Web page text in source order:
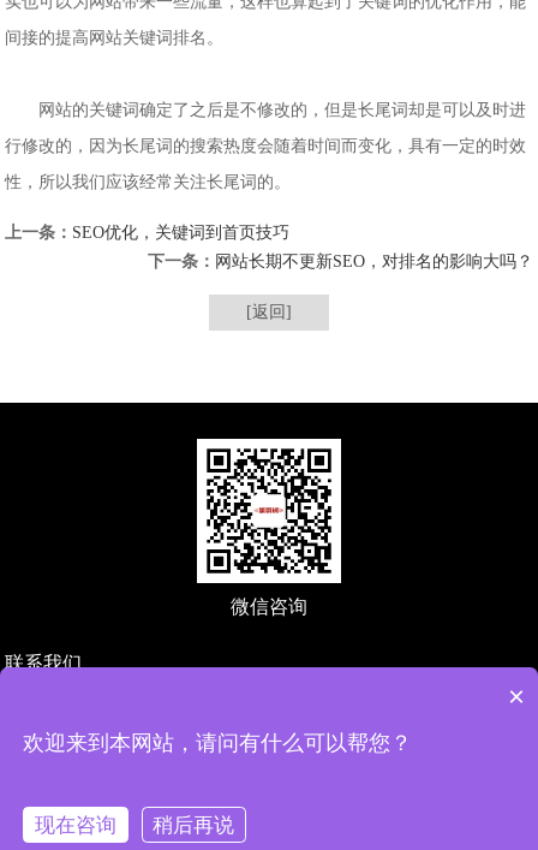
间接的提高网站关键词排名。
网站的关键词确定了之后是不修改的，但是长尾词却是可以及时进
行修改的，因为长尾词的搜索热度会随着时间而变化，具有一定的时效
性，所以我们应该经常关注长尾词的。
上一条： SEO优化，关键词到首页技巧
下一条： 网站长期不更新SEO，对排名的影响大吗？
[返回]
微信咨询
联系我们
地址：深圳市宝安区航城街道航城智谷中城未来产业园1栋602
×
欢迎来到本网站，请问有什么可以帮您？
现在咨询 稍后再说